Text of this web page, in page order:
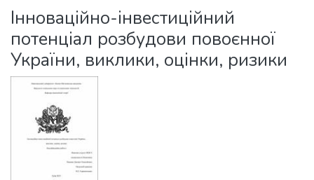
Інноваційно-інвестиційний
потенціал розбудови повоєнної
України, виклики, оцінки, ризики